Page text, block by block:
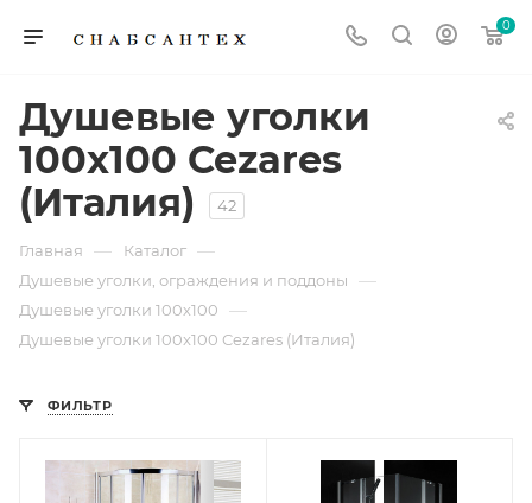
0
Душевые уголки
100x100 Cezares
(Италия)
42
Главная — Каталог —
Душевые уголки, ограждения и поддоны —
Душевые уголки 100х100 —
Душевые уголки 100x100 Cezares (Италия)
ФИЛЬТР